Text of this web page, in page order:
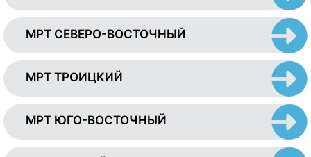
МРТ СЕВЕРО-ВОСТОЧНЫЙ
МРТ ТРОИЦКИЙ
МРТ ЮГО-ВОСТОЧНЫЙ